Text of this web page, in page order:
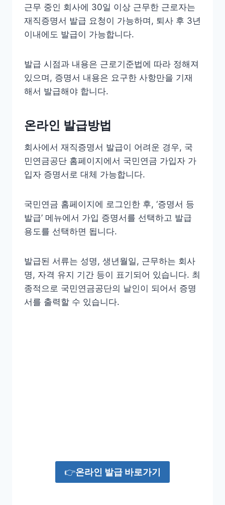
근무 중인 회사에 30일 이상 근무한 근로자는
재직증명서 발급 요청이 가능하며, 퇴사 후 3년
이내에도 발급이 가능합니다.
발급 시점과 내용은 근로기준법에 따라 정해져
있으며, 증명서 내용은 요구한 사항만을 기재
해서 발급해야 합니다.
온라인 발급방법
회사에서 재직증명서 발급이 어려운 경우, 국
민연금공단 홈페이지에서 국민연금 가입자 가
입자 증명서로 대체 가능합니다.
국민연금 홈페이지에 로그인한 후, ‘증명서 등
발급’ 메뉴에서 가입 증명서를 선택하고 발급
용도를 선택하면 됩니다.
발급된 서류는 성명, 생년월일, 근무하는 회사
명, 자격 유지 기간 등이 표기되어 있습니다. 최
종적으로 국민연금공단의 날인이 되어서 증명
서를 출력할 수 있습니다.
👉온라인 발급 바로가기